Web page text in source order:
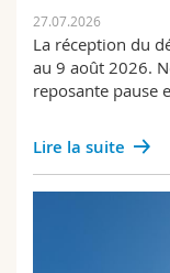
Success
Science et
Examens
Formation
27.07.2026
La réception du
au 9 août 2026.
reposante pause
Lire la suite